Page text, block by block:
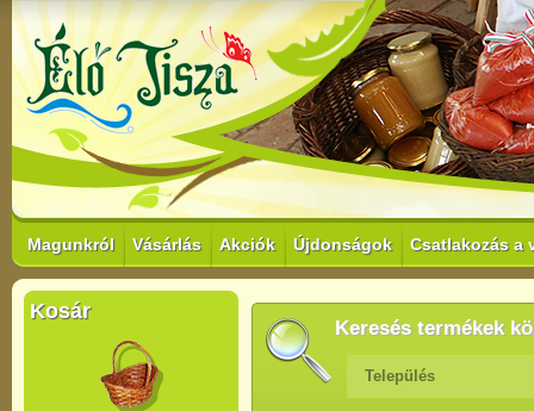
Magunkról Vásárlás Akciók Újdonságok Csatlakozás a
Kosár
Keresés termékek
Település